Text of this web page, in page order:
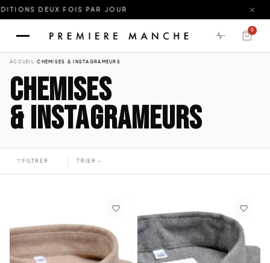
JOUR
0
ACCUEIL ›CHEMISES & INSTAGRAMEURS
CHEMISES
& INSTAGRAMEURS
FILTRER TRIER